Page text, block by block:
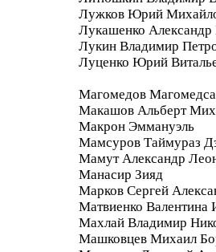
Лужков Юрий
Лукашенко Александр
Лукин Владимир
Луценко Юрий
Магомедов
Макашов Альберт
Макрон Эммануэль
Мамсуров Таймураз
Мамут Александр
Манасир Зияд
Марков Сергей
Матвиенко Валентина
Махлай Владимир
Машковцев Михаил